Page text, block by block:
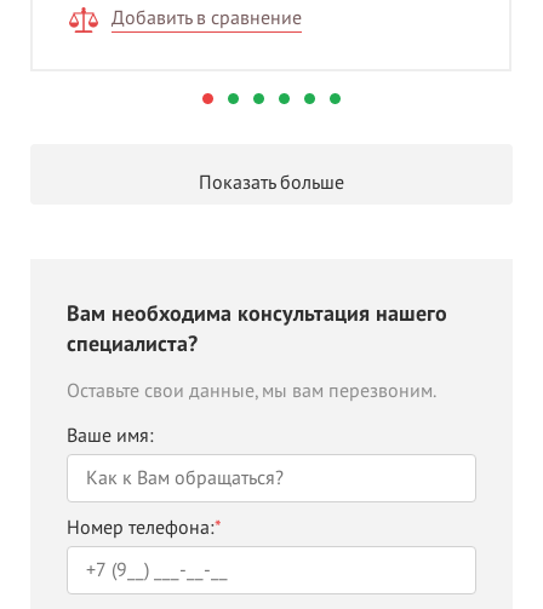
Добавить в сравнение
Показать больше
Вам необходима консультация нашего
специалиста?
Оставьте свои данные, мы вам перезвоним.
Ваше имя:
Номер телефона:*